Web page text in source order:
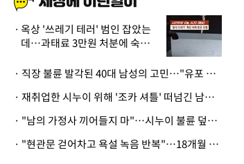
옥상 '쓰레기 테러' 범인 잡았는
데…과태료 3만원 처분에 숙박업
· 직장 불륜 발각된 40대 남성의 고민…"유포 동료 명예훼손·협박죄 고소 가능할까"
· 재취업한 시누이 위해 '조카 셔틀' 떠넘긴 남편…아내 "난 못한다"
· "남의 가정사 끼어들지 마"…시누이 불륜 덮으려는 남편에 억울한 아내
· "현관문 걷어차고 욕설 녹음 반복"…18개월 아기 키우는 집 뒤흔든 '앞집의 비극'